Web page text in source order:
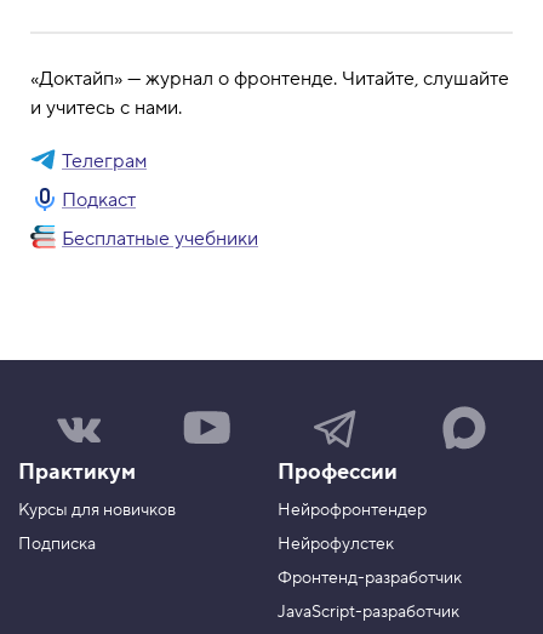
«Доктайп» — журнал о фронтенде. Читайте, слушайте
и учитесь с нами.
Телеграм
Подкаст
Бесплатные учебники
а
а
р
у
Н
а
а
к
н
а
в
Н
а
ш
в
Практикум
Курсы для новичков
Подписка
Профессии
Нейрофронтендер
Нейрофулстек
Фронтенд-разработчик
JavaScript-разработчик